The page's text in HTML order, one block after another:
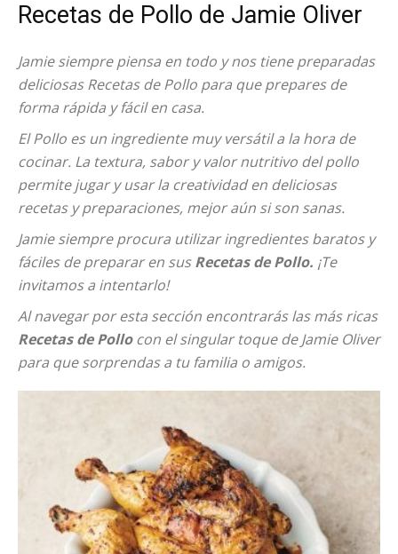
Recetas de Pollo de Jamie Oliver
Jamie siempre piensa en todo y nos tiene preparadas
deliciosas Recetas de Pollo para que prepares de
forma rápida y fácil en casa.
El Pollo es un ingrediente muy versátil a la hora de
cocinar. La textura, sabor y valor nutritivo del pollo
permite jugar y usar la creatividad en deliciosas
recetas y preparaciones, mejor aún si son sanas.
Jamie siempre procura utilizar ingredientes baratos y
fáciles de preparar en susRecetas de Pollo. ¡Te
invitamos a intentarlo!
Al navegar por esta sección encontrarás las más ricas
Recetas de Pollocon el singular toque de Jamie Oliver
para que sorprendas a tu familia o amigos.